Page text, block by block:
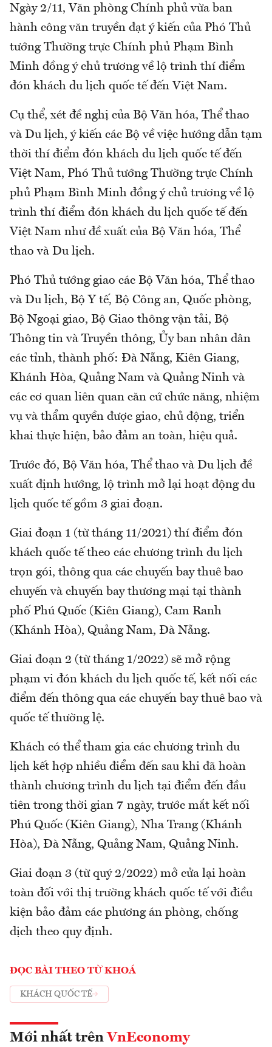
Ngày 2/11, Văn phòng Chính phủ vừa ban
hành công văn truyền đạt ý kiến của Phó Thủ
tướng Thường trực Chính phủ Phạm Bình
Minh đồng ý chủ trương về lộ trình thí điểm
đón khách du lịch quốc tế đến Việt Nam.
Cụ thể, xét đề nghị của Bộ Văn hóa, Thể thao
và Du lịch, ý kiến các Bộ về việc hướng dẫn tạm
thời thí điểm đón khách du lịch quốc tế đến
Việt Nam, Phó Thủ tướng Thường trực Chính
phủ Phạm Bình Minh đồng ý chủ trương về lộ
trình thí điểm đón khách du lịch quốc tế đến
Việt Nam như đề xuất của Bộ Văn hóa, Thể
thao và Du lịch.
Phó Thủ tướng giao các Bộ Văn hóa, Thể thao
và Du lịch, Bộ Y tế, Bộ Công an, Quốc phòng,
Bộ Ngoại giao, Bộ Giao thông vận tải, Bộ
Thông tin và Truyền thông, Ủy ban nhân dân
các tỉnh, thành phố: Đà Nẵng, Kiên Giang,
Khánh Hòa, Quảng Nam và Quảng Ninh và
các cơ quan liên quan căn cứ chức năng, nhiệm
vụ và thẩm quyền được giao, chủ động, triển
khai thực hiện, bảo đảm an toàn, hiệu quả.
Trước đó, Bộ Văn hóa, Thể thao và Du lịch đề
xuất định hướng, lộ trình mở lại hoạt động du
lịch quốc tế gồm 3 giai đoạn.
Giai đoạn 1 (từ tháng 11/2021) thí điểm đón
khách quốc tế theo các chương trình du lịch
trọn gói, thông qua các chuyến bay thuê bao
chuyến và chuyến bay thương mại tại thành
phố Phú Quốc (Kiên Giang), Cam Ranh
(Khánh Hòa), Quảng Nam, Đà Nẵng.
Giai đoạn 2 (từ tháng 1/2022) sẽ mở rộng
phạm vi đón khách du lịch quốc tế, kết nối các
điểm đến thông qua các chuyến bay thuê bao và
quốc tế thường lệ.
Khách có thể tham gia các chương trình du
lịch kết hợp nhiều điểm đến sau khi đã hoàn
thành chương trình du lịch tại điểm đến đầu
tiên trong thời gian 7 ngày, trước mắt kết nối
Phú Quốc (Kiên Giang), Nha Trang (Khánh
Hòa), Đà Nẵng, Quảng Nam, Quảng Ninh.
Giai đoạn 3 (từ quý 2/2022) mở cửa lại hoàn
toàn đối với thị trường khách quốc tế với điều
kiện bảo đảm các phương án phòng, chống
dịch theo quy định.
ĐỌC BÀI THEO TỪ KHOÁ
KHÁCH QUỐC TẾ
Mới nhất trên VnEconomy